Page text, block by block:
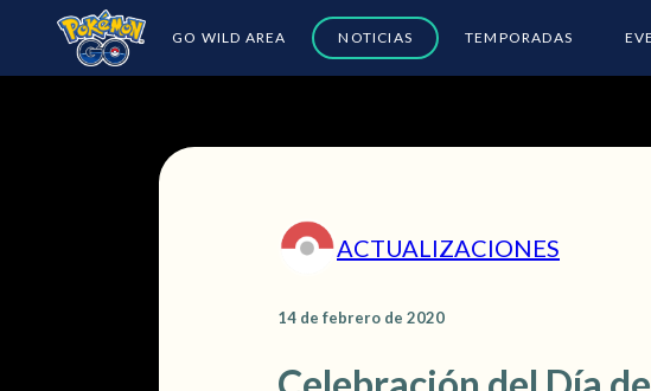
GO WILD AREA NOTICIAS TEMPORADAS
ACTUALIZACIONES
14 de febrero de 2020